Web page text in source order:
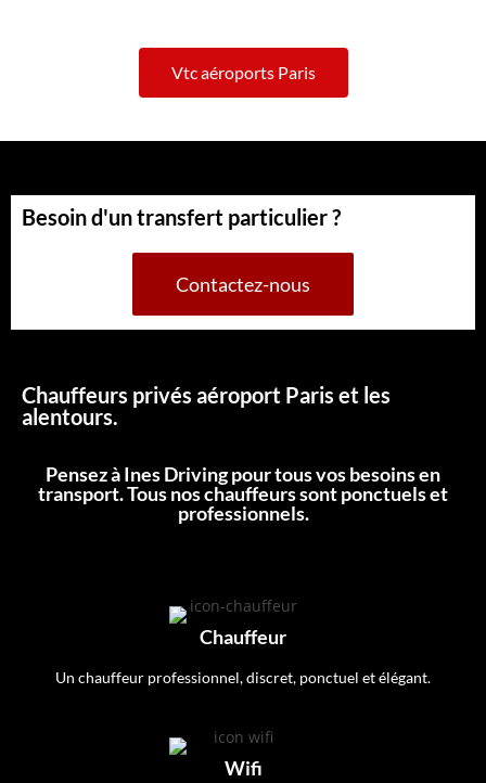
Vtc aéroports Paris
Besoin d'un transfert particulier ?
Contactez-nous
Chauffeurs privés aéroport Paris et les
alentours.
Pensez à Ines Driving pour tous vos besoins en
transport. Tous nos chauffeurs sont ponctuels et
professionnels.
Chauffeur
Un chauffeur professionnel, discret, ponctuel et élégant.
Wifi